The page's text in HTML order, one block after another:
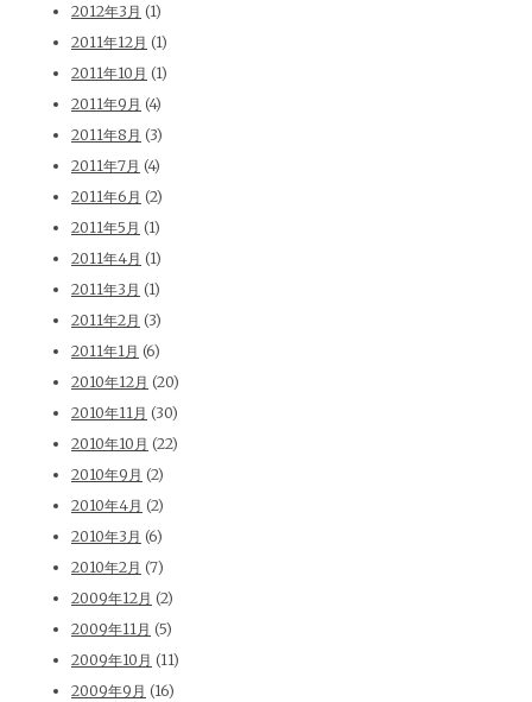
2012年3月 (1)
2011年12月 (1)
2011年10月 (1)
2011年9月 (4)
2011年8月 (3)
2011年7月 (4)
2011年6月 (2)
2011年5月 (1)
2011年4月 (1)
2011年3月 (1)
2011年2月 (3)
2011年1月 (6)
2010年12月 (20)
2010年11月 (30)
2010年10月 (22)
2010年9月 (2)
2010年4月 (2)
2010年3月 (6)
2010年2月 (7)
2009年12月 (2)
2009年11月 (5)
2009年10月 (11)
2009年9月 (16)